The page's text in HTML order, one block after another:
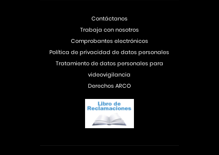
Contáctanos
Trabaja con nosotros
Comprobantes electrónicos
Política de privacidad de datos personales
Tratamiento de datos personales para
videovigilancia
Derechos ARCO